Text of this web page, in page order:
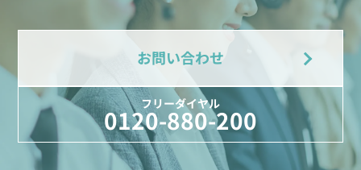
お問い合わせ
フリーダイヤル
0120-880-200